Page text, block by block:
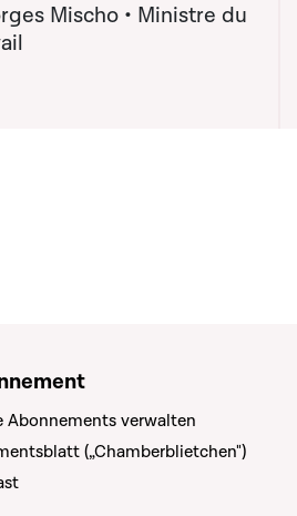
Mischo • Ministre du
Abonnements verwalten
(„Chamberblietchen")